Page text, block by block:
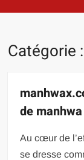
Catégorie
de manhwa
Au cœur de
se dresse